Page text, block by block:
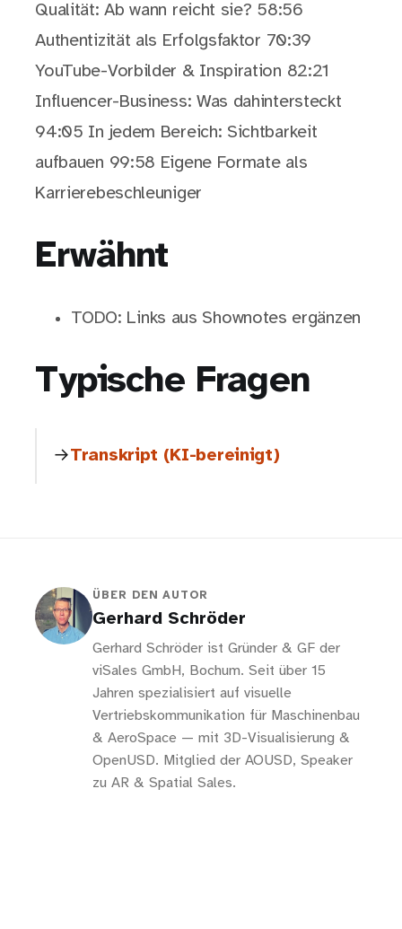
Qualität: Ab wann reicht sie? 58:56
Authentizität als Erfolgsfaktor 70:39
YouTube-Vorbilder & Inspiration 82:21
Influencer-Business: Was dahintersteckt
94:05 In jedem Bereich: Sichtbarkeit
aufbauen 99:58 Eigene Formate als
Karrierebeschleuniger
Erwähnt
TODO: Links aus Shownotes ergänzen
Typische Fragen
Transkript (KI-bereinigt)
ÜBER DEN AUTOR
Gerhard Schröder
Gerhard Schröder ist Gründer & GF der
viSales GmbH, Bochum. Seit über 15
Jahren spezialisiert auf visuelle
Vertriebskommunikation für Maschinenbau
& AeroSpace — mit 3D-Visualisierung &
OpenUSD. Mitglied der AOUSD, Speaker
zu AR & Spatial Sales.